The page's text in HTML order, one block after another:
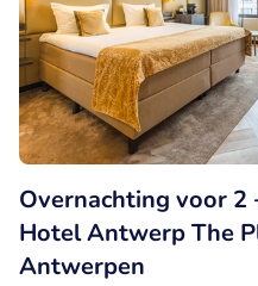
Overnachting voor
Hotel Antwerp The
Antwerpen